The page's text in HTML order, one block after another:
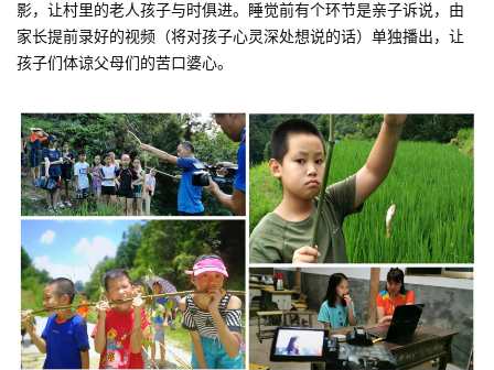
影，让村里的老人孩子与时俱进。睡觉前有个环节是亲子诉说，由
家长提前录好的视频（将对孩子心灵深处想说的话）单独播出，让
孩子们体谅父母们的苦口婆心。